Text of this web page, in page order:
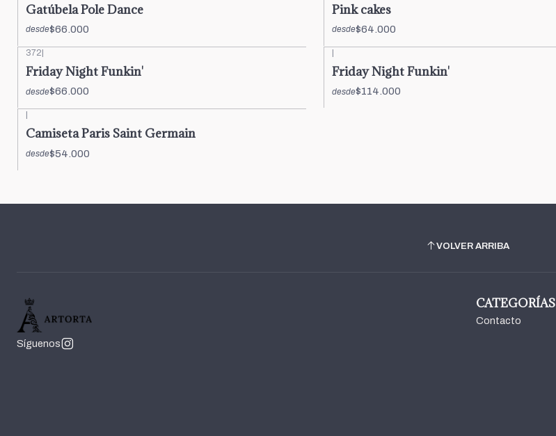
Gatúbela Pole Dance
desde$66.000
Pink cakes
desde$64.000
372|
Friday Night Funkin'
desde$66.000
|
Friday Night Funkin'
desde$114.000
Camiseta Paris Saint Germain
desde$54.000
VOLVER ARRIBA
Síguenos
CATEGORÍAS
Contacto